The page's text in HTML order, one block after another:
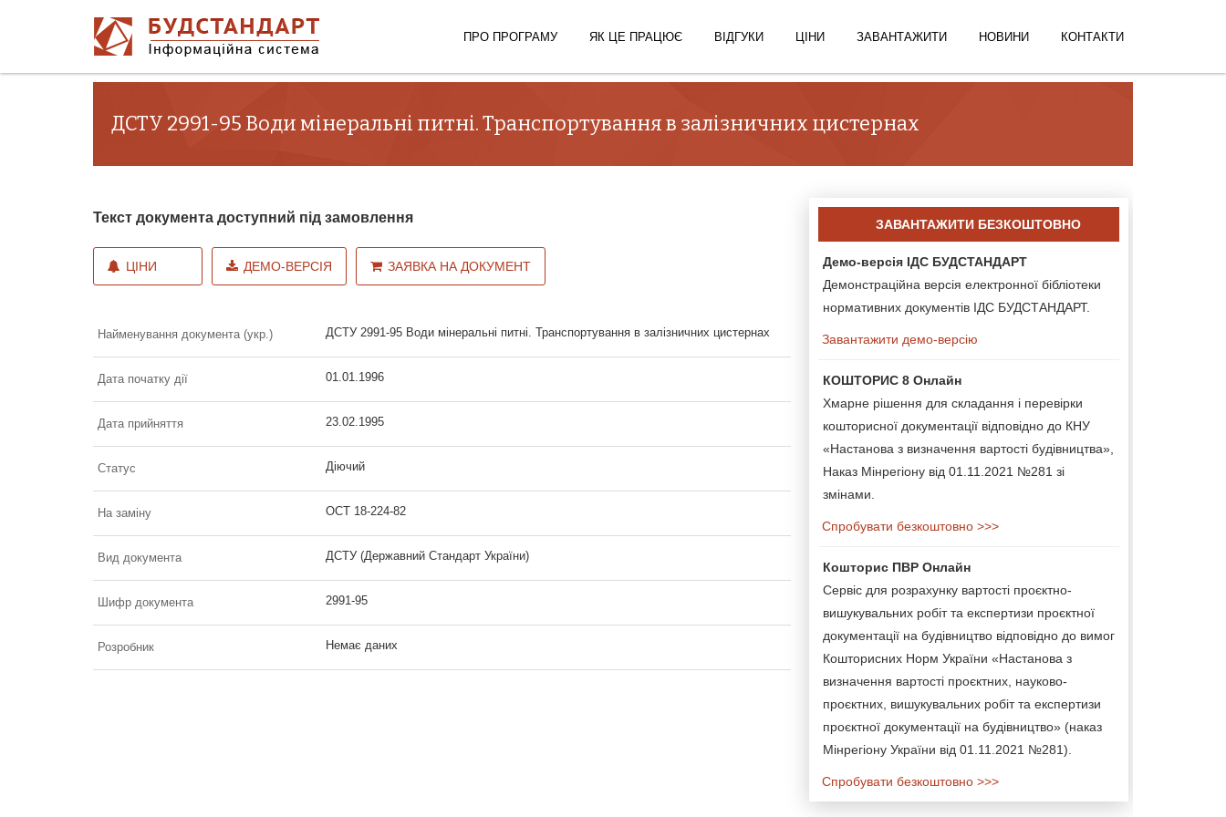
ПРО ПРОГРАМУ ЯК ЦЕ ПРАЦЮЄ ВІДГУКИ ЦІНИ ЗАВАНТАЖИТИ НОВИНИ КОНТАКТИ
ДСТУ 2991-95 Води мінеральні питні. Транспортування в залізничних цистернах
Текст документа доступний під замовлення
ЦІНИ ДЕМО-ВЕРСІЯ ЗАЯВКА НА ДОКУМЕНТ
Найменування документа (укр.) ДСТУ 2991-95 Води мінеральні питні. Транспортування в залізничних цистернах
Дата початку дії 01.01.1996
Дата прийняття 23.02.1995
Статус Діючий
На заміну ОСТ 18-224-82
Вид документа ДСТУ (Державний Стандарт України)
Шифр документа 2991-95
Розробник Немає даних
ЗАВАНТАЖИТИ БЕЗКОШТОВНО
Демо-версія ІДС БУДСТАНДАРТ
Демонстраційна версія електронної бібліотеки
нормативних документів ІДС БУДСТАНДАРТ.
Завантажити демо-версію
КОШТОРИС 8 Онлайн
Хмарне рішення для складання і перевірки
кошторисної документації відповідно до КНУ
«Настанова з визначення вартості будівництва»,
Наказ Мінрегіону від 01.11.2021 №281 зі
змінами.
Спробувати безкоштовно >>>
Кошторис ПВР Онлайн
Сервіс для розрахунку вартості проєктно-
вишукувальних робіт та експертизи проєктної
документації на будівництво відповідно до вимог
Кошторисних Норм України «Настанова з
визначення вартості проєктних, науково-
проєктних, вишукувальних робіт та експертизи
проєктної документації на будівництво» (наказ
Мінрегіону України від 01.11.2021 №281).
Спробувати безкоштовно >>>